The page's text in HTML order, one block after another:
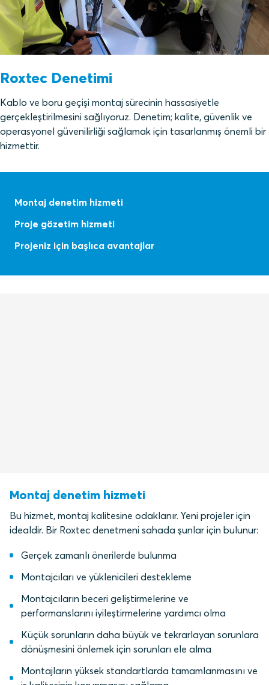
Roxtec Denetimi
Kablo ve boru geçişi montaj sürecinin hassasiyetle
gerçekleştirilmesini sağlıyoruz. Denetim; kalite, güvenlik ve
operasyonel güvenilirliği sağlamak için tasarlanmış önemli bir
hizmettir.
Montaj denetim hizmeti
Proje gözetim hizmeti
Projeniz için başlıca avantajlar
Montaj denetim hizmeti
Bu hizmet, montaj kalitesine odaklanır. Yeni projeler için
idealdir. Bir Roxtec denetmeni sahada şunlar için bulunur:
Gerçek zamanlı önerilerde bulunma
Montajcıları ve yüklenicileri destekleme
Montajcıların beceri geliştirmelerine ve
performanslarını iyileştirmelerine yardımcı olma
Küçük sorunların daha büyük ve tekrarlayan sorunlara
dönüşmesini önlemek için sorunları ele alma
Montajların yüksek standartlarda tamamlanmasını ve